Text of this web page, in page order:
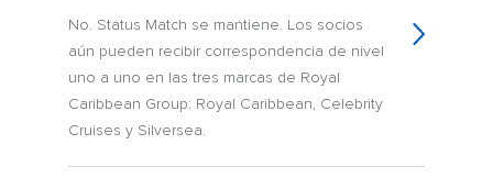
No. Status Match se mantiene. Los socios
aún pueden recibir correspondencia de nivel
uno a uno en las tres marcas de Royal
Caribbean Group: Royal Caribbean, Celebrity
Cruises y Silversea.